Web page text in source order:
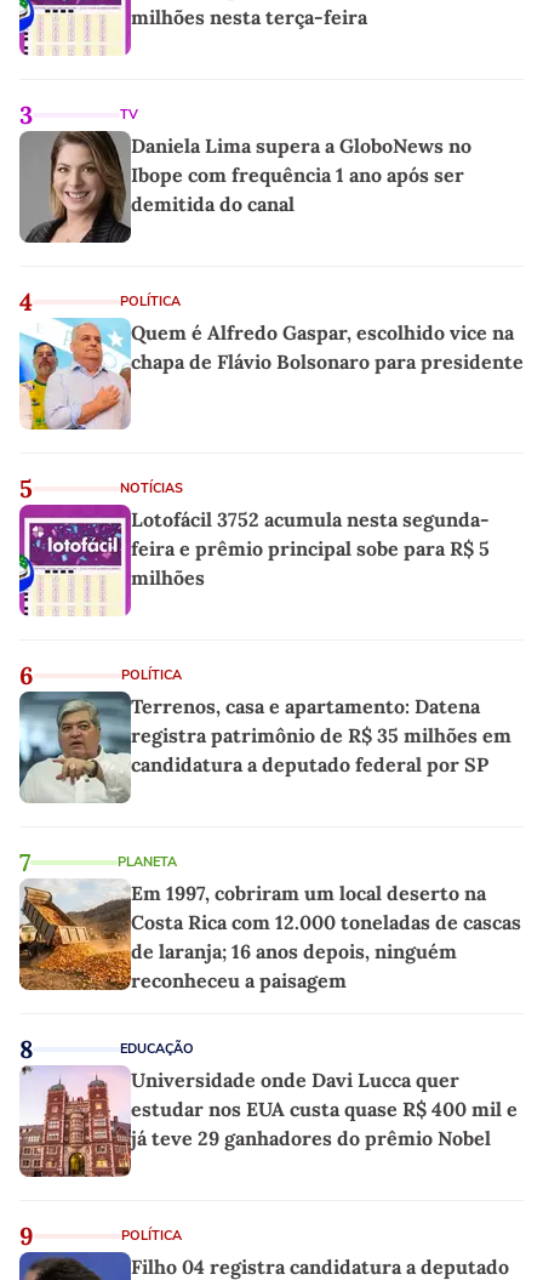
milhões nesta terça-feira
3 TV
Daniela Lima supera a GloboNews no
Ibope com frequência 1 ano após ser
demitida do canal
4 POLÍTICA
Quem é Alfredo Gaspar, escolhido vice na
chapa de Flávio Bolsonaro para presidente
5 NOTÍCIAS
Lotofácil 3752 acumula nesta segunda-
feira e prêmio principal sobe para R$ 5
milhões
6 POLÍTICA
Terrenos, casa e apartamento: Datena
registra patrimônio de R$ 35 milhões em
candidatura a deputado federal por SP
7 PLANETA
Em 1997, cobriram um local deserto na
Costa Rica com 12.000 toneladas de cascas
de laranja; 16 anos depois, ninguém
reconheceu a paisagem
8 EDUCAÇÃO
Universidade onde Davi Lucca quer
estudar nos EUA custa quase R$ 400 mil e
já teve 29 ganhadores do prêmio Nobel
9 POLÍTICA
Filho 04 registra candidatura a deputado